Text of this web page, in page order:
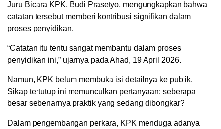
Juru Bicara KPK, Budi Prasetyo, mengungkapkan bahwa
catatan tersebut memberi kontribusi signifikan dalam
proses penyidikan.
“Catatan itu tentu sangat membantu dalam proses
penyidikan ini,” ujarnya pada Ahad, 19 April 2026.
Namun, KPK belum membuka isi detailnya ke publik.
Sikap tertutup ini memunculkan pertanyaan: seberapa
besar sebenarnya praktik yang sedang dibongkar?
Dalam pengembangan perkara, KPK menduga adanya